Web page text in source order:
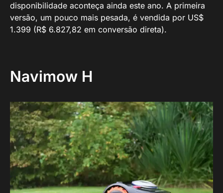
disponibilidade aconteça ainda este ano. A primeira
versão, um pouco mais pesada, é vendida por US$
1.399 (R$ 6.827,82 em conversão direta).
Navimow H